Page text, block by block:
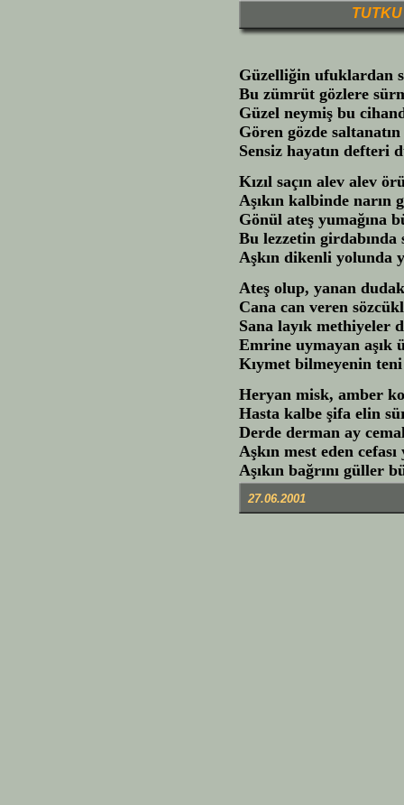
TUTKU
Güzelliğin ufuklardan
Bu zümrüt gözlere
Güzel neymiş bu
Gören gözde
Sensiz hayatın defteri
Kızıl saçın alev alev
Aşıkın kalbinde narın
Gönül ateş yumağına
Bu lezzetin girdabında
Aşkın dikenli yolunda
Ateş olup, yanan
Cana can veren
Sana layık methiyeler
Emrine uymayan aşık
Kıymet bilmeyenin
Heryan misk, amber
Hasta kalbe şifa elin
Derde derman ay
Aşkın mest eden
Aşıkın bağrını güller
27.06.2001